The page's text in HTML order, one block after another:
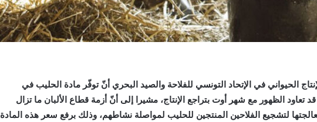
الحيواني في الإتحاد التونسي للفلاحة والصيد البحري أنّ توفّر مادة الحليب في
تعاود الظهور مع شهر أوت بتراجع الإنتاج، مشيرا إلى أنّ أزمة قطاع الألبان ما تزال
لتشجيع الفلاحين المنتجين للحليب لمواصلة نشاطهم، وذلك برفع سعر هذه المادة